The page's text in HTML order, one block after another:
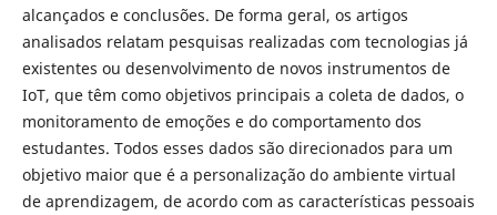
alcançados e conclusões. De forma geral, os artigos
analisados relatam pesquisas realizadas com tecnologias já
existentes ou desenvolvimento de novos instrumentos de
IoT, que têm como objetivos principais a coleta de dados, o
monitoramento de emoções e do comportamento dos
estudantes. Todos esses dados são direcionados para um
objetivo maior que é a personalização do ambiente virtual
de aprendizagem, de acordo com as características pessoais